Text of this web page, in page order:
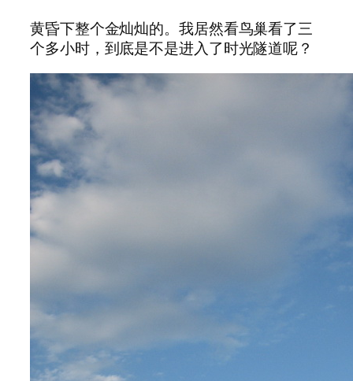
黄昏下整个金灿灿的。我居然看鸟巢看了三
个多小时，到底是不是进入了时光隧道呢？